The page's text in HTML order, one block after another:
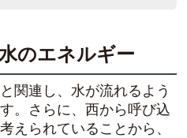
のエネルギー
関連し、水が流れるよう
。さらに、西から呼び込
えられていることから、